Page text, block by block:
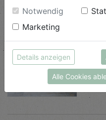
leicht
Cookies zu. Unter
Infos zu den
auch entscheiden,
möchtest.
Weitere Informationen
Datenschutzerklärung
Notwendig
Marketing
Details anzeigen
Alle Cookies